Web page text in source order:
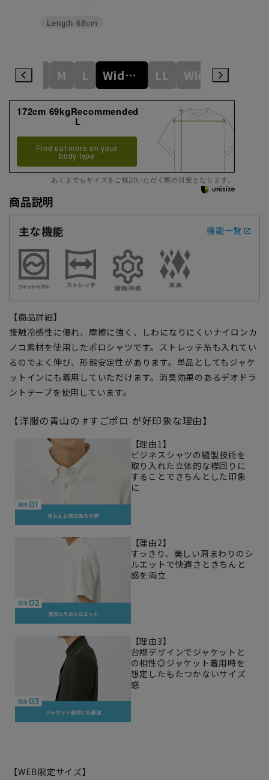
Length 68cm
M L WideM LL WideL
172cm 69kgRecommended
L
Find out more on your
body type
あくまでもサイズをご検討いただく際の目安となります。
商品説明
主な機能
機能一覧
【商品詳細】
接触冷感性に優れ、摩擦に強く、しわになりにくいナイロンカ
ノコ素材を使用したポロシャツです。ストレッチ糸も入れてい
るのでよく伸び、形態安定性があります。単品としてもジャケ
ットインにも着用していただけます。消臭効果のあるデオドラ
ントテープを使用しています。
【洋服の青山の #すごポロ が好印象な理由】
【理由1】
ビジネスシャツの縫製技術を
取り入れた立体的な襟回りに
することできちんとした印象
に
【理由2】
すっきり、美しい肩まわりのシ
ルエットで快適さときちんと
感を両立
【理由3】
台襟デザインでジャケットと
の相性◎ジャケット着用時を
想定したもたつかないサイズ
感
【WEB限定サイズ】